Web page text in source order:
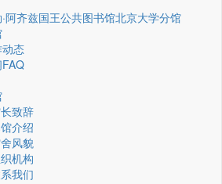
阿齐兹国王公共图书馆北京大学分馆
态
致辞
介绍
风貌
机构
我们